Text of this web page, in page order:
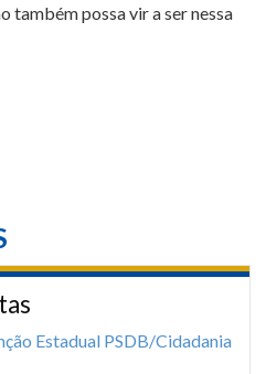
também possa vir a ser nessa
Estadual PSDB/Cidadania